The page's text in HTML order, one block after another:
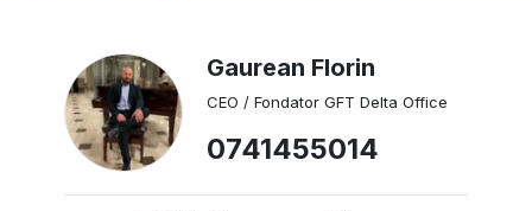
Gaurean Florin
CEO / Fondator GFT Delta Office
0741455014